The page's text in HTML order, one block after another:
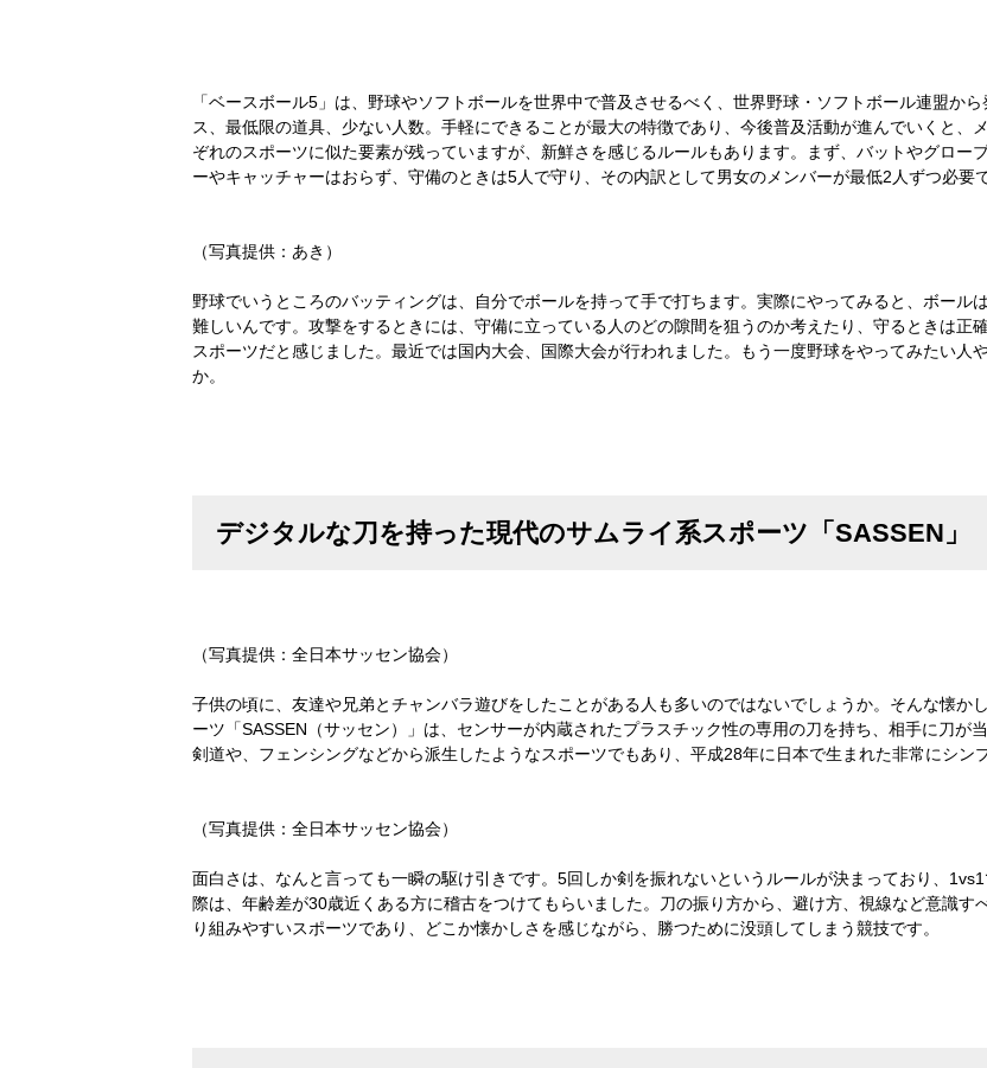
「ベースボール5」は、野球やソフトボールを世界中で普及させるべく、世界野球・ソフトボール連盟か
ス、最低限の道具、少ない人数。手軽にできることが最大の特徴であり、今後普及活動が進んでいくと、
ぞれのスポーツに似た要素が残っていますが、新鮮さを感じるルールもあります。まず、バットやグロー
ーやキャッチャーはおらず、守備のときは5人で守り、その内訳として男女のメンバーが最低2人ずつ必要
（写真提供：あき）
野球でいうところのバッティングは、自分でボールを持って手で打ちます。実際にやってみると、ボール
難しいんです。攻撃をするときには、守備に立っている人のどの隙間を狙うのか考えたり、守るときは正
スポーツだと感じました。最近では国内大会、国際大会が行われました。もう一度野球をやってみたい人
か。
デジタルな刀を持った現代のサムライ系スポーツ「SASSEN」
（写真提供：全日本サッセン協会）
子供の頃に、友達や兄弟とチャンバラ遊びをしたことがある人も多いのではないでしょうか。そんな懐か
ーツ「SASSEN（サッセン）」は、センサーが内蔵されたプラスチック性の専用の刀を持ち、相手に刀が
剣道や、フェンシングなどから派生したようなスポーツでもあり、平成28年に日本で生まれた非常にシン
（写真提供：全日本サッセン協会）
面白さは、なんと言っても一瞬の駆け引きです。5回しか剣を振れないというルールが決まっており、
際は、年齢差が30歳近くある方に稽古をつけてもらいました。刀の振り方から、避け方、視線など意識す
り組みやすいスポーツであり、どこか懐かしさを感じながら、勝つために没頭してしまう競技です。